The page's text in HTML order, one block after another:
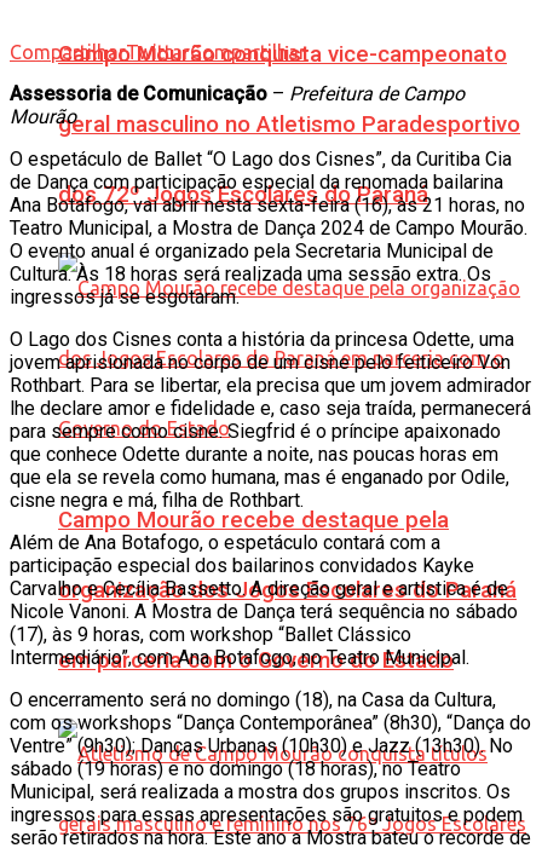
Campo Mourão conquista vice-campeonato
geral masculino no Atletismo Paradesportivo
dos 72º Jogos Escolares do Paraná
Campo Mourão recebe destaque pela
organização dos Jogos Escolares do Paraná
em parceria com o Governo do Estado
CompartilharTwittarCompartilhar
Assessoria de Comunicação – Prefeitura de Campo
Mourão
O espetáculo de Ballet “O Lago dos Cisnes”, da Curitiba Cia
de Dança com participação especial da renomada bailarina
Ana Botafogo, vai abrir nesta sexta-feira (16), às 21 horas, no
Teatro Municipal, a Mostra de Dança 2024 de Campo Mourão.
O evento anual é organizado pela Secretaria Municipal de
Cultura. Às 18 horas será realizada uma sessão extra. Os
ingressos já se esgotaram.
O Lago dos Cisnes conta a história da princesa Odette, uma
jovem aprisionada no corpo de um cisne pelo feiticeiro Von
Rothbart. Para se libertar, ela precisa que um jovem admirador
lhe declare amor e fidelidade e, caso seja traída, permanecerá
para sempre como cisne. Siegfrid é o príncipe apaixonado
que conhece Odette durante a noite, nas poucas horas em
que ela se revela como humana, mas é enganado por Odile,
cisne negra e má, filha de Rothbart.
Além de Ana Botafogo, o espetáculo contará com a
participação especial dos bailarinos convidados Kayke
Carvalho e Cecília Bassetto. A direção geral e artística é de
Nicole Vanoni. A Mostra de Dança terá sequência no sábado
(17), às 9 horas, com workshop “Ballet Clássico
Intermediário”, com Ana Botafogo, no Teatro Municipal.
O encerramento será no domingo (18), na Casa da Cultura,
com os workshops “Dança Contemporânea” (8h30), “Dança do
Ventre” (9h30); Danças Urbanas (10h30) e Jazz (13h30). No
sábado (19 horas) e no domingo (18 horas), no Teatro
Municipal, será realizada a mostra dos grupos inscritos. Os
ingressos para essas apresentações são gratuitos e podem
serão retirados na hora. Este ano a Mostra bateu o recorde de